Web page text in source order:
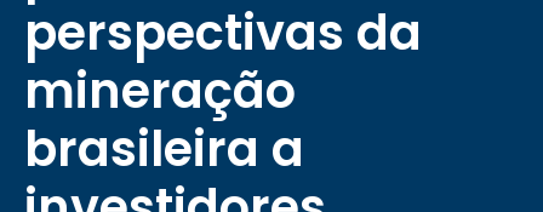
perspectivas da
mineração
brasileira a